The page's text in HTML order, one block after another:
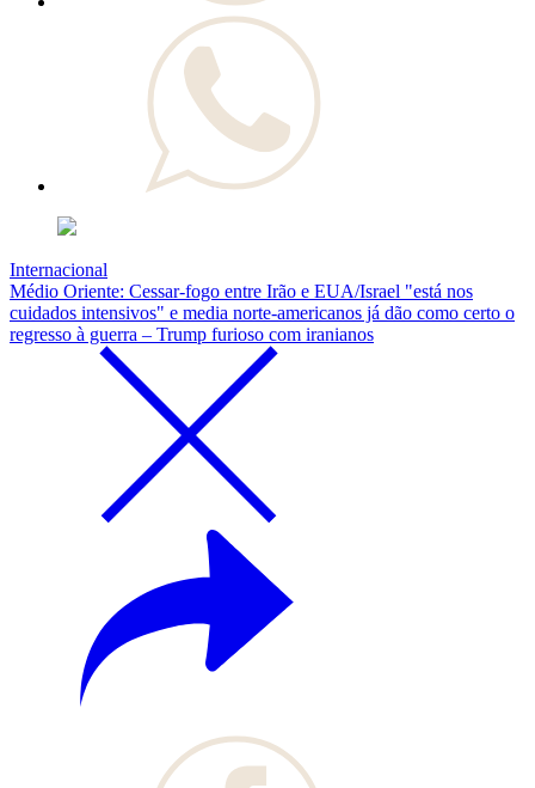
Internacional
Médio Oriente: Cessar-fogo entre Irão e EUA/Israel "está nos
cuidados intensivos" e media norte-americanos já dão como certo o
regresso à guerra – Trump furioso com iranianos